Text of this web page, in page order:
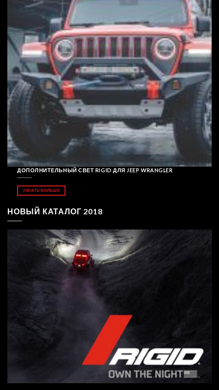
ДОПОЛНИТЕЛЬНЫЙ СВЕТ RIGID ДЛЯ JEEP WRANGLER
УЗНАТЬ БОЛЬШЕ
НОВЫЙ КАТАЛОГ 2018